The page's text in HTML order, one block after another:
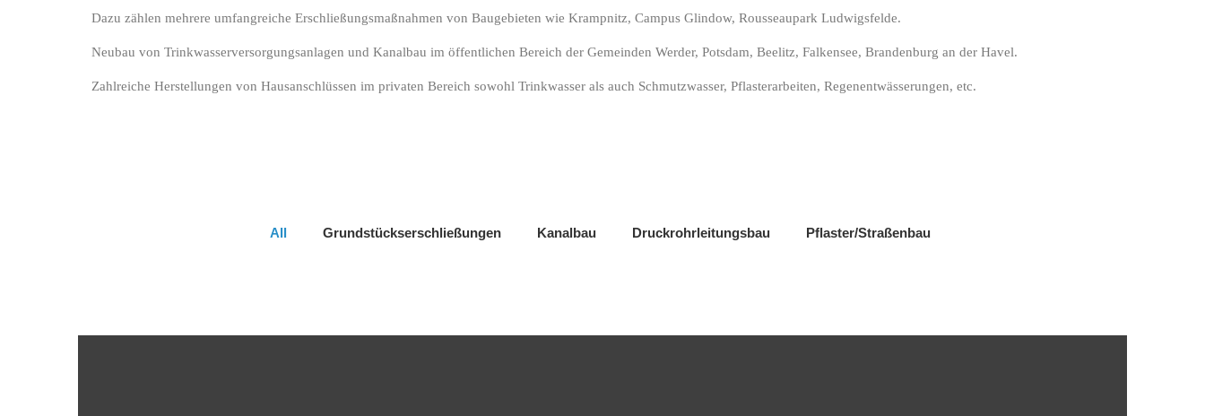
Dazu zählen mehrere umfangreiche Erschließungsmaßnahmen von Baugebieten wie Krampnitz, Campus Glindow, Rousseaupark Ludwigsfelde.
Neubau von Trinkwasserversorgungsanlagen und Kanalbau im öffentlichen Bereich der Gemeinden Werder, Potsdam, Beelitz, Falkensee, Brandenburg an der Havel.
Zahlreiche Herstellungen von Hausanschlüssen im privaten Bereich sowohl Trinkwasser als auch Schmutzwasser, Pflasterarbeiten, Regenentwässerungen, etc.
All Grundstückserschließungen Kanalbau Druckrohrleitungsbau Pflaster/Straßenbau